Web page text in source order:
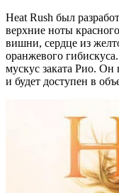
Heat Rush был
верхние ноты
вишни, сердце из
оранжевого
мускус заката Рио. Он
и будет доступен в